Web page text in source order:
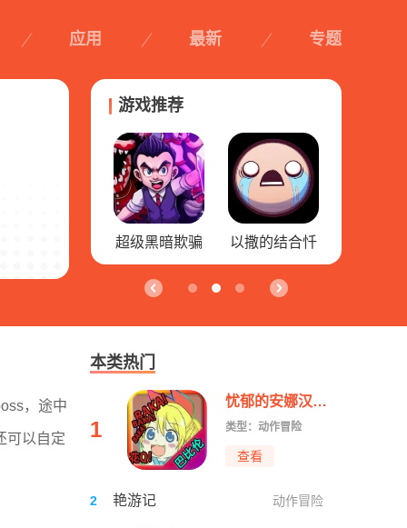
应用 最新 专题
游戏推荐
超级黑暗欺骗 以撒的结合忏
悔
，途中
可以自定
本类热门
1
忧郁的安娜汉化最新版
类型：动作冒险
查看
2 艳游记 动作冒险